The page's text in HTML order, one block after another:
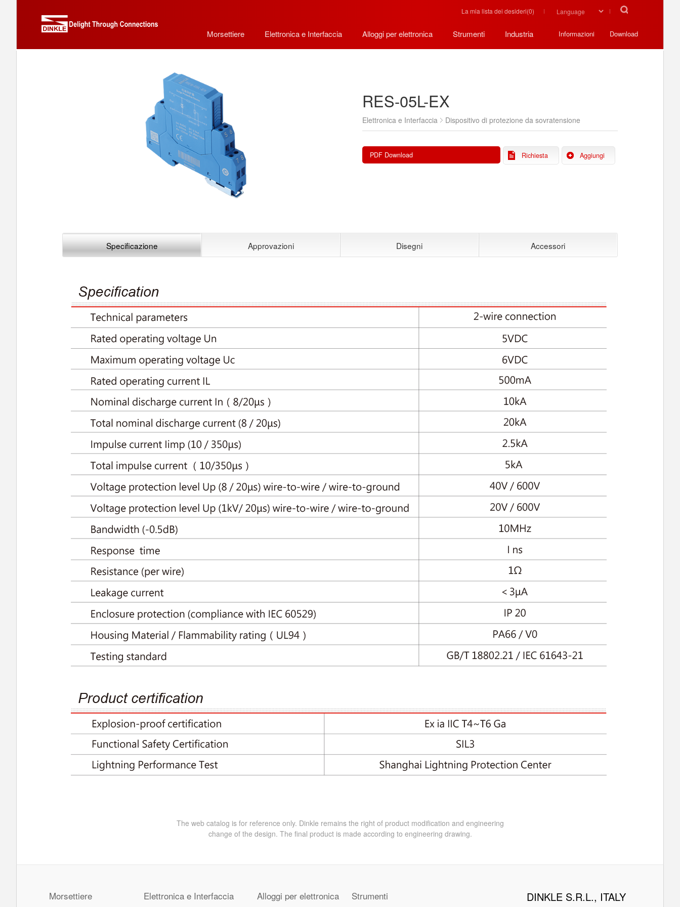
La mia lista dei desideri(0)
Morsettiere Elettronica e Interfaccia Alloggi per elettronica Strumenti Industria Informazioni Download
RES-05L-EX
Elettronica e Interfaccia Dispositivo di protezione da sovratensione
PDF Download Richiesta Aggiungi
Specificazione Approvazioni Disegni Accessori
The web catalog is for reference only. Dinkle remains the right of product modification and engineering
change of the design. The final product is made according to engineering drawing.
Morsettiere Elettronica e Interfaccia Alloggi per elettronica Strumenti DINKLE S.R.L., ITALY